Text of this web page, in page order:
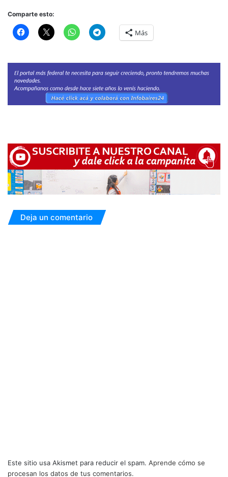
Comparte esto:
Más
Deja un comentario
Este sitio usa Akismet para reducir el spam. Aprende cómo se
procesan los datos de tus comentarios.